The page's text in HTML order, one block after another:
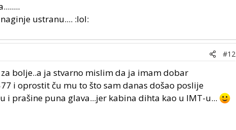
ustranu.... :lol:
#12
bolje..a ja stvarno mislim da ja imam dobar
i oprostit ču mu to što sam danas došao poslije
i prašine puna glava...jer kabina dihta kao u IMT-u...